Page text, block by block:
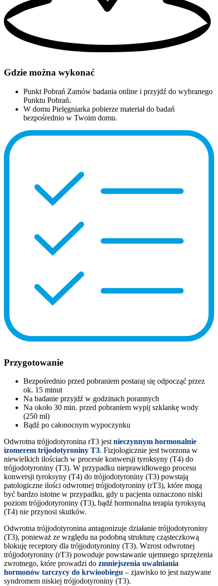
Gdzie można wykonać
Punkt Pobrań Zamów badania online i przyjdź do wybranego
Punktu Pobrań.
W domu Pielęgniarka pobierze materiał do badań
bezpośrednio w Twoim domu.
Przygotowanie
Bezpośrednio przed pobraniem postaraj się odpocząć przez
ok. 15 minut
Na badanie przyjdź w godzinach porannych
Na około 30 min. przed pobraniem wypij szklankę wody
(250 ml)
Bądź po całonocnym wypoczynku
Odwrotna trójjodotyronina rT3 jestnieczynnym hormonalnie
izomerem trijodotyroniny T3. Fizjologicznie jest tworzona w
niewielkich ilościach w procesie konwersji tyroksyny (T4) do
trójjodotyroniny (T3). W przypadku nieprawidłowego procesu
konwersji tyroksyny (T4) do trójjodotyroniny (T3) powstają
patologiczne ilości odwrotnej trójjodotyroniny (rT3), które mogą
być bardzo istotne w przypadku, gdy u pacjenta oznaczono niski
poziom trójjodotyroniny (T3), bądź hormonalna terapia tyroksyną
(T4) nie przynosi skutków.
Odwrotna trójjodotyronina antagonizuje działanie trójjodotyroniny
(T3), ponieważ ze względu na podobną strukturę cząsteczkową
blokuję receptory dla trójjodotyroniny (T3). Wzrost odwrotnej
trójjodotyroniny (rT3) powoduje powstawanie ujemnego sprzężenia
zwrotnego, które prowadzi do zmniejszenia uwalniania
hormonów tarczycy do krwioobiegu – zjawisko to jest nazywane
syndromem niskiej trójjodotyroniny (T3).